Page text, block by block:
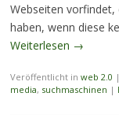
Webseiten
haben, wenn diese
Weiterlesen →
Veröffentlicht in web 2.0 |
media, suchmaschinen |